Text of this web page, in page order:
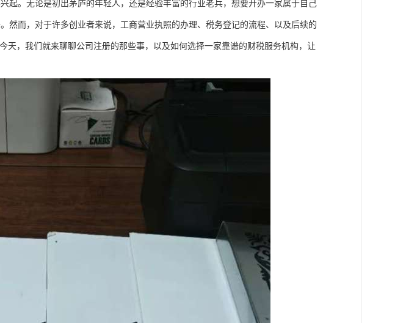
起。无论是初出茅庐的年轻人，还是经验丰富的行业老兵，想要开办一家属于自己
而，对于许多创业者来说，工商营业执照的办理、税务登记的流程、以及后续的
天，我们就来聊聊公司注册的那些事，以及如何选择一家靠谱的财税服务机构，让